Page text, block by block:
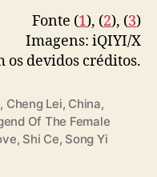
L
o
v
19, 2025
Fonte (1), (2), (3)
Imagens: iQIYI/X
os devidos créditos.
, Cheng Lei, China,
Of The Female
, Shi Ce, Song Yi